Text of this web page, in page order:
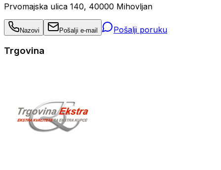
Prvomajska ulica 140, 40000 Mihovljan
Nazovi Pošalji e-mail Pošalji poruku
Trgovina